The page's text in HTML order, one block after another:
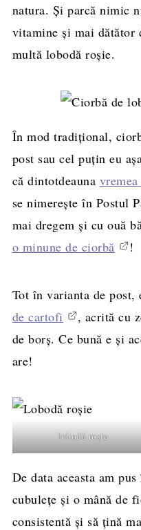
natura. Și parcă nimic
vitamine și mai dătător
multă lobodă roșie.
În mod tradițional,
post sau cel puțin eu
că dintotdeauna
se nimerește în Postul
mai dregem și cu ouă
o minune de ciorbă
!
Tot în varianta de
de cartofi
, acrită cu
de borș. Ce bună e și
are!
lobodă roșie
De data aceasta am pus
cubulețe și o mână de
consistentă și să țină